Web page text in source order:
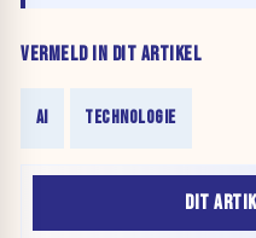
VERMELD IN DIT ARTIKEL
AI TECHNOLOGIE
DIT